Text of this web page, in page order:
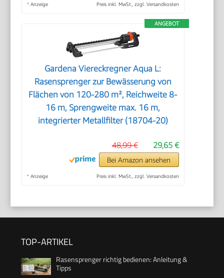
* Anzeige Preis inkl. MwSt., zzgl. Versandkosten
ANGEBOT
Gardena Viereckregner Aqua L:
Rasensprenger zur Bewässerung von
Flächen von 120-280 m², Reichweite 8-
16 m, Sprengweite max. 16 m,
integrierter Metallfilter (18704-20)
29,65 €
48,99 €
Bei Amazon ansehen
* Anzeige Preis inkl. MwSt., zzgl. Versandkosten
TOP-ARTIKEL
Rasensprenger richtig bedienen: Anleitung &
Tipps